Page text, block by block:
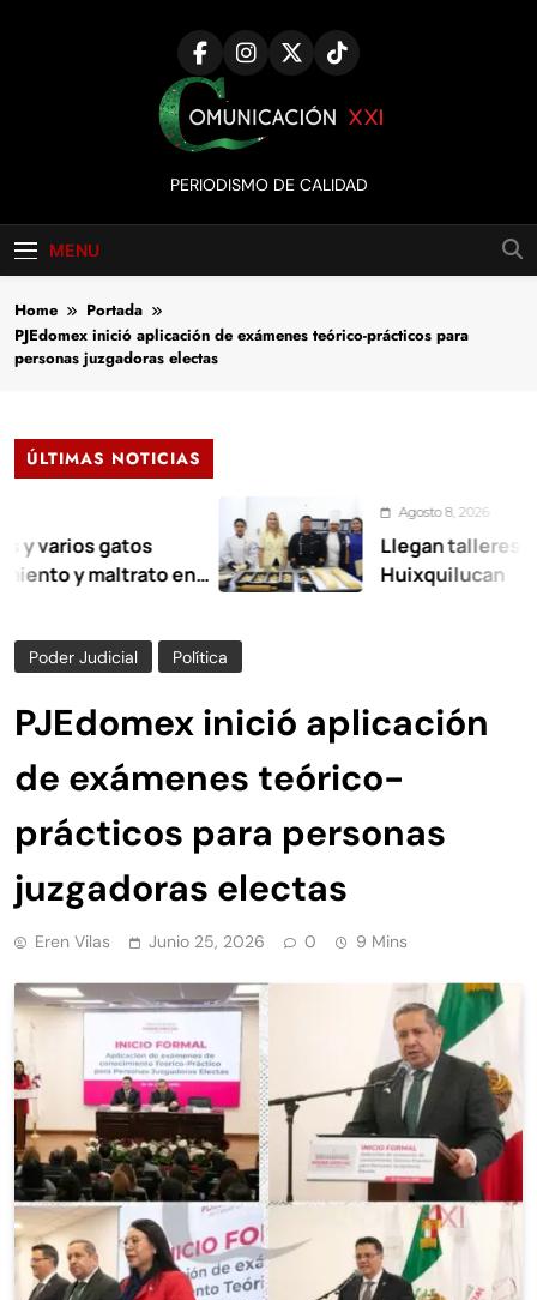
Comunicación
XXI
PERIODISMO DE CALIDAD
MENU
Home
Portada
PJEdomex inició aplicación de exámenes teórico-prácticos para
personas juzgadoras electas
ÚLTIMAS NOTICIAS
gatos
maltrato en
Agosto 8, 2026
Llegan talleres de
Huixquilucan
Poder Judicial Política
PJEdomex inició aplicación
de exámenes teórico-
prácticos para personas
juzgadoras electas
Eren Vilas Junio 25, 2026 0 9 Mins